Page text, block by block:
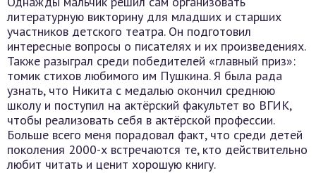
литературную викторину для младших и старших
участников детского театра. Он подготовил
интересные вопросы о писателях и их произведениях.
Также разыграл среди победителей «главный приз»:
томик стихов любимого им Пушкина. Я была рада
узнать, что Никита с медалью окончил среднюю
школу и поступил на актёрский факультет во ВГИК,
чтобы реализовать себя в актёрской профессии.
Больше всего меня порадовал факт, что среди детей
поколения 2000-х встречаются те, кто действительно
любит читать и ценит хорошую книгу.